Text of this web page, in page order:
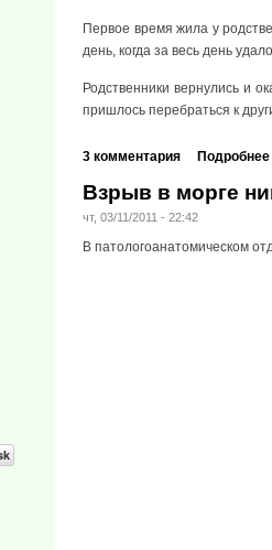
Первое время жила у
день, когда за весь день
Родственники вернулись и
пришлось перебраться к
3 комментария Подробнее
Взрыв в морге
чт, 03/11/2011 - 22:42
В патологоанатомическом